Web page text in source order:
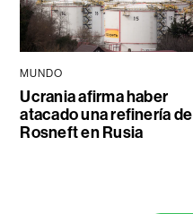
MUNDO
Ucrania afirma haber
atacado una refinería de
Rosneft en Rusia